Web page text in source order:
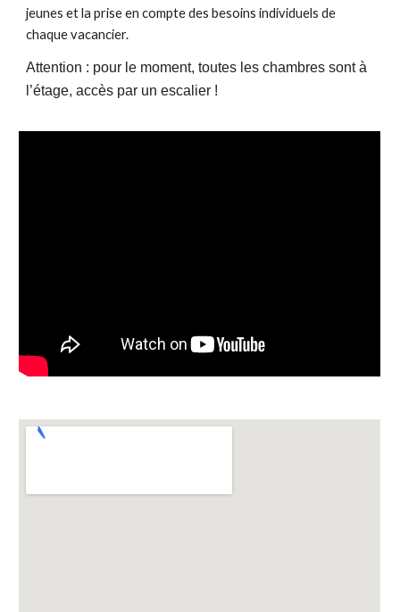
jeunes et la prise en compte des besoins individuels de
chaque vacancier.
Attention : pour le moment, toutes les chambres sont à
l’étage, accès par un escalier !